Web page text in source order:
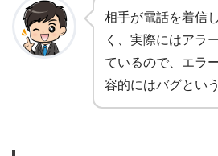
相手が電話を着信
く、実際にはアラ
ているので、エラ
容的にはバグとい